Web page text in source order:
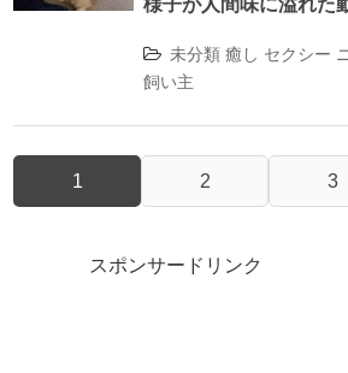
未分類 癒し セクシー
飼い主
1 2 3
スポンサードリンク